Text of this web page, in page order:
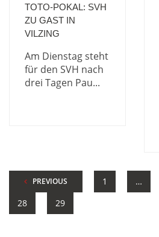
TOTO-POKAL: SVH
ZU GAST IN
VILZING
Am Dienstag steht
für den SVH nach
drei Tagen Pau...
PREVIOUS 1 …
28
29